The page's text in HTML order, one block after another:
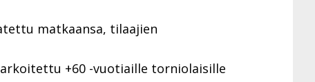
matkaansa, tilaajien
+60 -vuotiaille torniolaisille